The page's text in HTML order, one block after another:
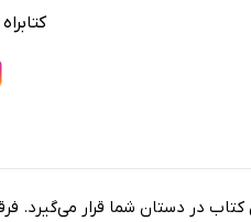
کتاب در دستان شما قرار می‌گیرد.